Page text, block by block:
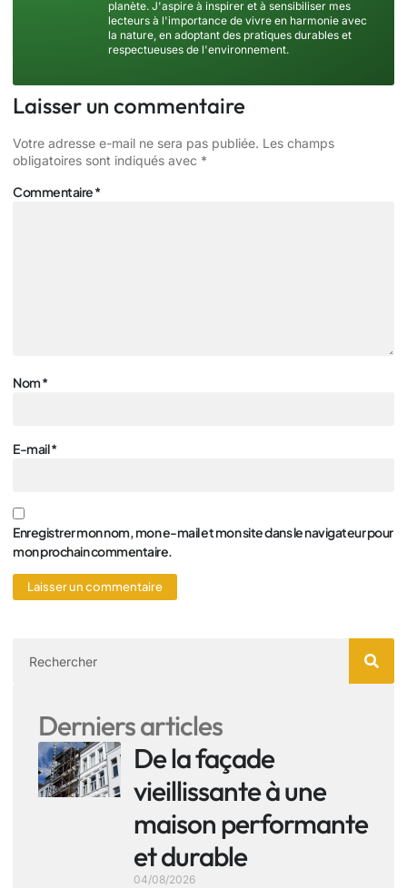
planète. J'aspire à inspirer et à sensibiliser mes
lecteurs à l'importance de vivre en harmonie avec
la nature, en adoptant des pratiques durables et
respectueuses de l'environnement.
Laisser un commentaire
Votre adresse e-mail ne sera pas publiée. Les champs
obligatoires sont indiqués avec *
Commentaire*
Nom*
E-mail*
Enregistrer mon nom, mon e-mail et mon site dans le navigateur pour
mon prochain commentaire.
Derniers articles
De la façade
vieillissante à une
maison performante
et durable
04/08/2026